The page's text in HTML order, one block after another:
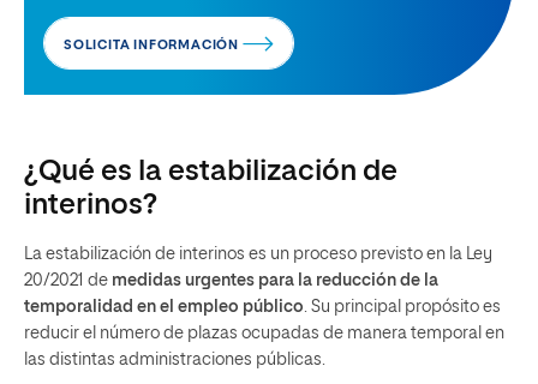
SOLICITA INFORMACIÓN
¿Qué es la estabilización de
interinos?
La estabilización de interinos es un proceso previsto en la Ley
20/2021 de medidas urgentes para la reducción de la
temporalidad en el empleo público . Su principal propósito es
reducir el número de plazas ocupadas de manera temporal en
las distintas administraciones públicas.